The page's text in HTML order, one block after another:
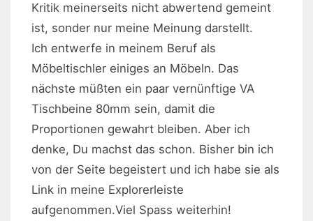
Kritik meinerseits nicht abwertend gemeint
ist, sonder nur meine Meinung darstellt.
Ich entwerfe in meinem Beruf als
Möbeltischler einiges an Möbeln. Das
nächste müßten ein paar vernünftige VA
Tischbeine 80mm sein, damit die
Proportionen gewahrt bleiben. Aber ich
denke, Du machst das schon. Bisher bin ich
von der Seite begeistert und ich habe sie als
Link in meine Explorerleiste
aufgenommen.Viel Spass weiterhin!